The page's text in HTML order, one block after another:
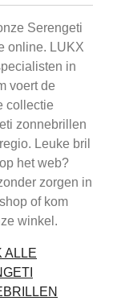
Serengeti
online. LUKX
in
voert de
collectie
zonnebrillen
Leuke bril
het web?
zorgen in
of kom
winkel.
ALLE